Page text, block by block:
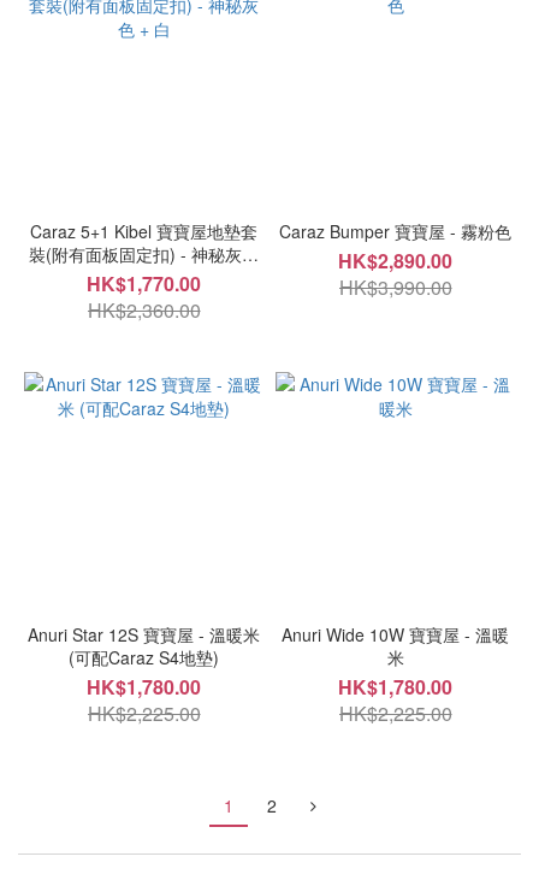
Caraz 5+1 Kibel 寶寶屋地墊套
裝(附有面板固定扣) - 神秘灰色
+ 白
HK$1,770.00
HK$2,360.00
Caraz Bumper 寶寶屋 - 霧粉色
HK$2,890.00
HK$3,990.00
Anuri Star 12S 寶寶屋 - 溫暖米
(可配Caraz S4地墊)
HK$1,780.00
HK$2,225.00
Anuri Wide 10W 寶寶屋 - 溫暖
米
HK$1,780.00
HK$2,225.00
1 2